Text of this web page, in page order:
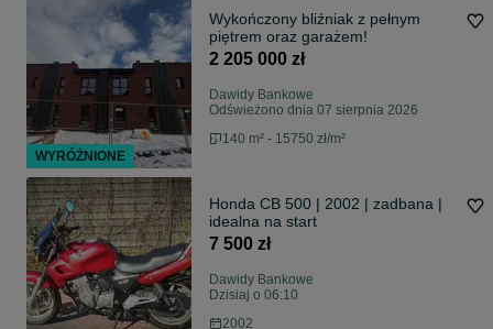
Wykończony bliźniak z pełnym
piętrem oraz garażem!
2 205 000 zł
Dawidy Bankowe
Odświeżono dnia 07 sierpnia 2026
140 m² - 15750 zł/m²
Honda CB 500 | 2002 | zadbana |
idealna na start
7 500 zł
Dawidy Bankowe
Dzisiaj o 06:10
2002
WYRÓŻNIONE